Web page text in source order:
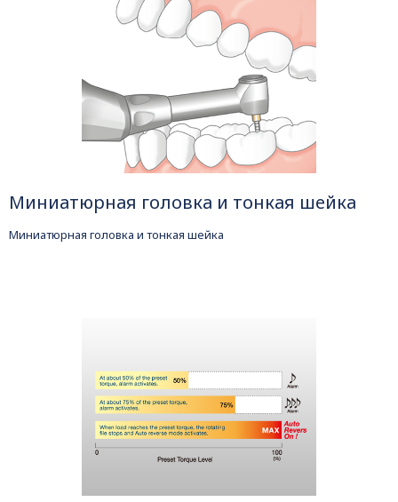
Миниатюрная головка и тонкая шейка
Миниатюрная головка и тонкая шейка